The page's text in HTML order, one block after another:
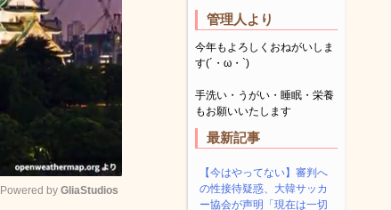
Powered by GliaStudios
管理人より
今年もよろしくおねがいしま
す(´・ω・`)
手洗い・うがい・睡眠・栄養
もお願いいたします
最新記事
【今はやってない】審判へ
の性接待疑惑、大韓サッカ
ー協会が声明「現在は一切